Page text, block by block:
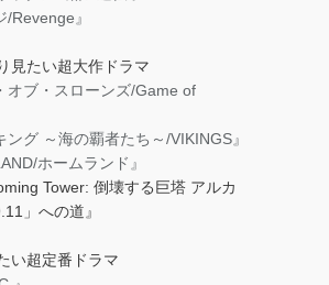
/Revenge』
見たい超大作ドラマ
オブ・スローンズ/Game of
ング ～海の覇者たち～/VIKINGS』
ホームランド』
Tower: 倒壊する巨塔 アルカ
」への道』
い超定番ドラマ